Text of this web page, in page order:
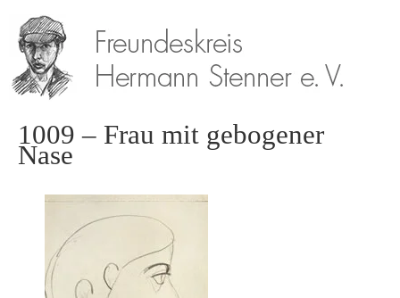
1009 – Frau mit gebogener
Nase